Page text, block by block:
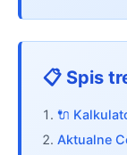
📋 Spis
🔌
Aktualne